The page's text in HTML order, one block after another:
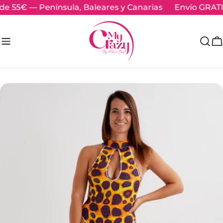
Skip55€ — Península, Baleares y Canarias Envío
Skip